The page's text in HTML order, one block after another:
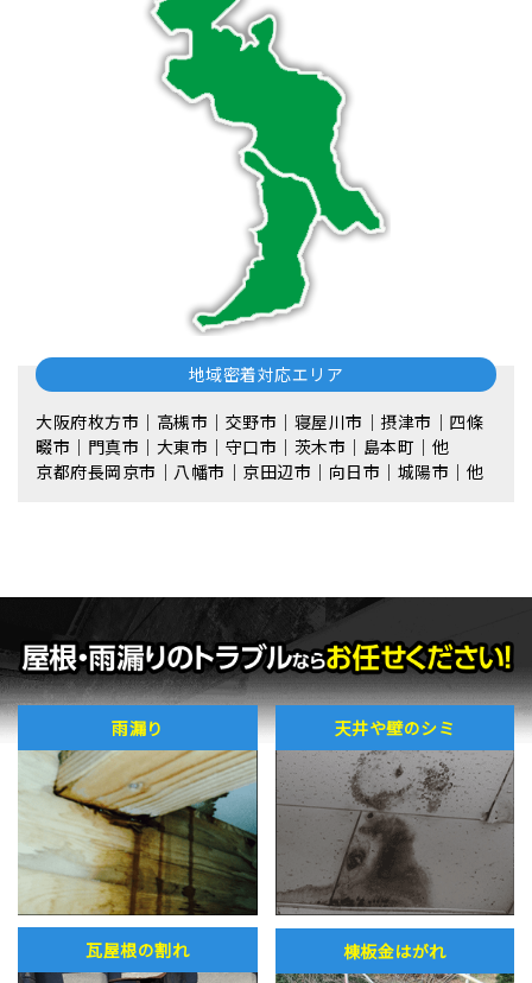
地域密着対応エリア
大阪府枚方市｜高槻市｜交野市｜寝屋川市｜摂津市｜四條
畷市｜門真市｜大東市｜守口市｜茨木市｜島本町｜他
京都府長岡京市｜八幡市｜京田辺市｜向日市｜城陽市｜他
雨漏り 天井や壁のシミ
瓦屋根の割れ 棟板金はがれ